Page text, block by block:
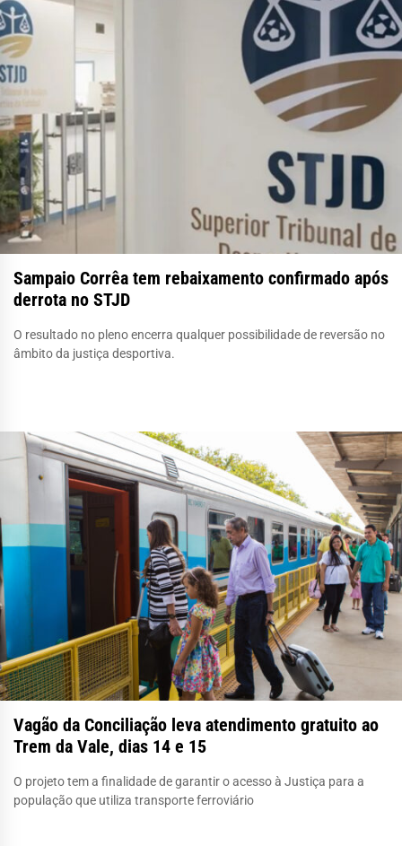
Sampaio Corrêa tem rebaixamento confirmado após
derrota no STJD
O resultado no pleno encerra qualquer possibilidade de reversão no
âmbito da justiça desportiva.
Vagão da Conciliação leva atendimento gratuito ao
Trem da Vale, dias 14 e 15
O projeto tem a finalidade de garantir o acesso à Justiça para a
população que utiliza transporte ferroviário